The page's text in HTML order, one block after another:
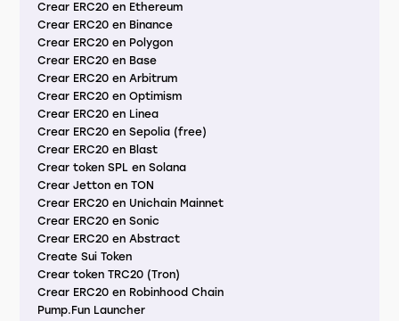
Crear ERC20 en Ethereum
Crear ERC20 en Binance
Crear ERC20 en Polygon
Crear ERC20 en Base
Crear ERC20 en Arbitrum
Crear ERC20 en Optimism
Crear ERC20 en Linea
Crear ERC20 en Sepolia (free)
Crear ERC20 en Blast
Crear token SPL en Solana
Crear Jetton en TON
Crear ERC20 en Unichain Mainnet
Crear ERC20 en Sonic
Crear ERC20 en Abstract
Create Sui Token
Crear token TRC20 (Tron)
Crear ERC20 en Robinhood Chain
Pump.Fun Launcher